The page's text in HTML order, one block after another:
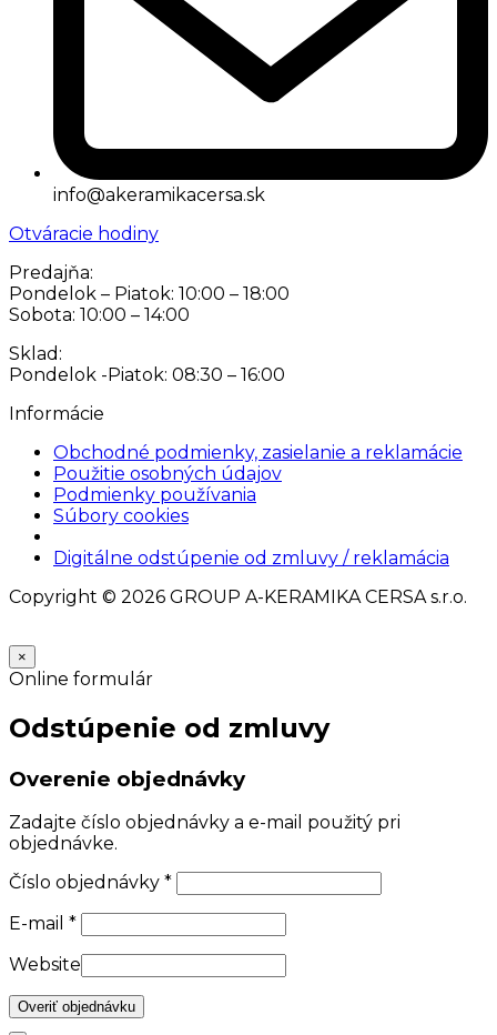
info@akeramikacersa.sk
Otváracie hodiny
Predajňa:
Pondelok – Piatok: 10:00 – 18:00
Sobota: 10:00 – 14:00
Sklad:
Pondelok -Piatok: 08:30 – 16:00
Informácie
Obchodné podmienky, zasielanie a reklamácie
Použitie osobných údajov
Podmienky používania
Súbory cookies
Digitálne odstúpenie od zmluvy / reklamácia
Copyright © 2026 GROUP A-KERAMIKA CERSA s.r.o.
×
Online formulár
Odstúpenie od zmluvy
Overenie objednávky
Zadajte číslo objednávky a e-mail použitý pri
objednávke.
Číslo objednávky *
E-mail *
Website
Overiť objednávku